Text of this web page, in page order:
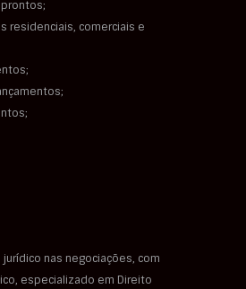
prontos;
residenciais, comerciais e
jurídico nas negociações, com
especializado em Direito